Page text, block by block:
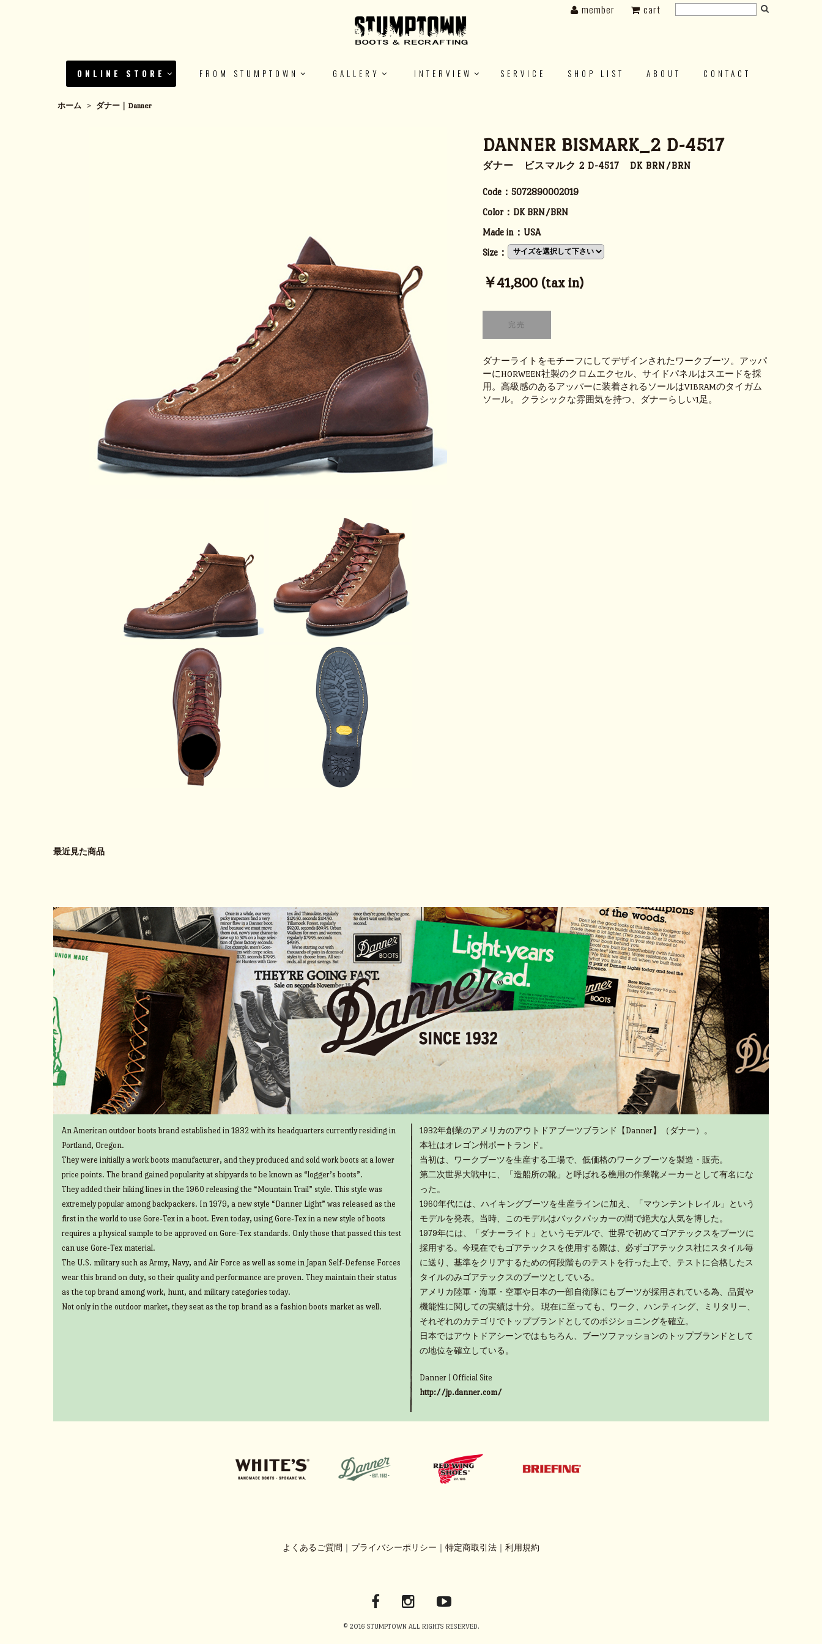
ONLINE STORE FROM STUMPTOWN GALLERY INTERVIEW SERVICE SHOP LIST ABOUT CONTACT
member cart
ホーム > ダナー｜Danner
DANNER BISMARK_2 D-4517
ダナー ビスマルク 2 D-4517 DK BRN/BRN
Code： 5072890002019
Color： DK BRN/BRN
Made in： USA
Size：
￥41,800 (tax in)
ダナーライトをモチーフにしてデザインされたワークブーツ。アッパ
ーにHORWEEN社製のクロムエクセル、サイドパネルはスエードを採
用。高級感のあるアッパーに装着されるソールはVIBRAMのタイガム
ソール。 クラシックな雰囲気を持つ、ダナーらしい1足。
最近見た商品
An American outdoor boots brand established in 1932 with its headquarters currently residing in
Portland, Oregon.
They were initially a work boots manufacturer, and they produced and sold work boots at a lower
price points. The brand gained popularity at shipyards to be known as “logger’s boots”.
They added their hiking lines in the 1960 releasing the “Mountain Trail” style. This style was
extremely popular among backpackers. In 1979, a new style “Danner Light” was released as the
first in the world to use Gore-Tex in a boot. Even today, using Gore-Tex in a new style of boots
requires a physical sample to be approved on Gore-Tex standards. Only those that passed this test
can use Gore-Tex material.
The U.S. military such as Army, Navy, and Air Force as well as some in Japan Self-Defense Forces
wear this brand on duty, so their quality and performance are proven. They maintain their status
as the top brand among work, hunt, and military categories today.
Not only in the outdoor market, they seat as the top brand as a fashion boots market as well.
1932年創業のアメリカのアウトドアブーツブランド【Danner】（ダナー）。
本社はオレゴン州ポートランド。
当初は、ワークブーツを生産する工場で、低価格のワークブーツを製造・販売。
第二次世界大戦中に、「造船所の靴」と呼ばれる樵用の作業靴メーカーとして有名にな
った。
1960年代には、ハイキングブーツを生産ラインに加え、「マウンテントレイル」という
モデルを発表。当時、このモデルはバックパッカーの間で絶大な人気を博した。
1979年には、「ダナーライト」というモデルで、世界で初めてゴアテックスをブーツに
採用する。今現在でもゴアテックスを使用する際は、必ずゴアテックス社にスタイル毎
に送り、基準をクリアするための何段階ものテストを行った上で、テストに合格したス
タイルのみゴアテックスのブーツとしている。
アメリカ陸軍・海軍・空軍や日本の一部自衛隊にもブーツが採用されている為、品質や
機能性に関しての実績は十分。 現在に至っても、ワーク、ハンティング、ミリタリー、
それぞれのカテゴリでトップブランドとしてのポジショニングを確立。
日本ではアウトドアシーンではもちろん、ブーツファッションのトップブランドとして
の地位を確立している。
Danner | Official Site
http://jp.danner.com/
よくあるご質問 プライバシーポリシー 特定商取引法 利用規約
© 2016 STUMPTOWN ALL RIGHTS RESERVED.